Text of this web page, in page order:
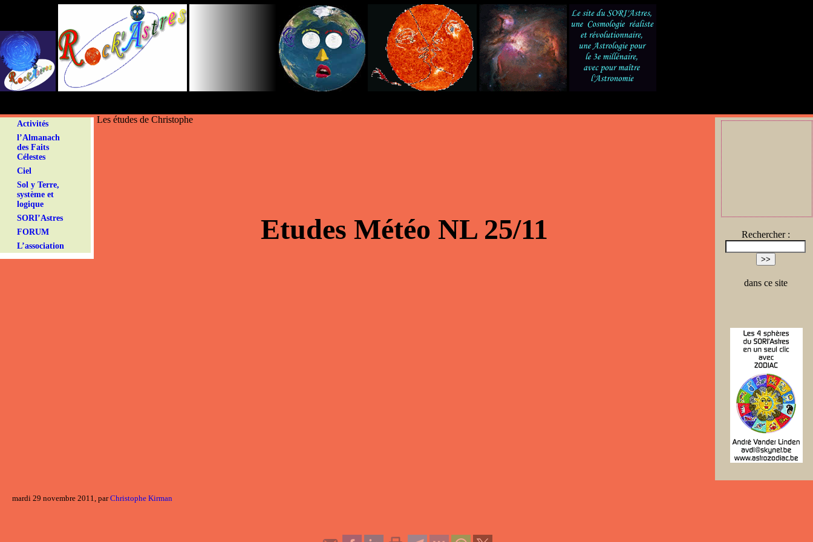
Activités
l’Almanach
des Faits
Célestes
Ciel
Sol y Terre,
système et
logique
SORI’Astres
FORUM
L’association
Rechercher :
dans ce site
Les études de Christophe
Etudes Météo NL 25/11
mardi 29 novembre 2011, parChristophe Kirman
Panneau de gestion des cookies